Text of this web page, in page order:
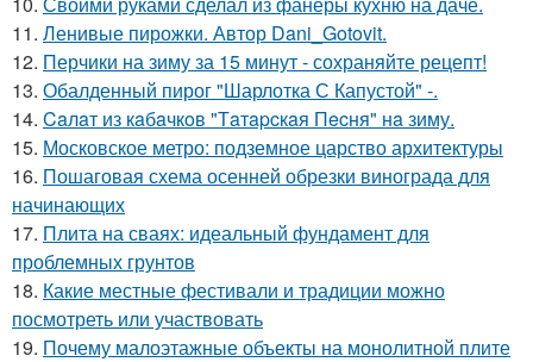
11. Ленивые пирожки. Автор Dani_Gotovit.
12. Перчики на зиму за 15 минут - сохраняйте рецепт!
13. Обалденный пирог "Шарлотка С Капустой" -.
14. Caлaт из кaбaчкoв "Тaтapcкaя Пecня" нa зиму.
15. Московское метро: подземное царство архитектуры
16. Пошаговая схема осенней обрезки винограда для
начинающих
17. Плита на сваях: идеальный фундамент для
проблемных грунтов
18. Какие местные фестивали и традиции можно
посмотреть или участвовать
19. Почему малоэтажные объекты на монолитной плите